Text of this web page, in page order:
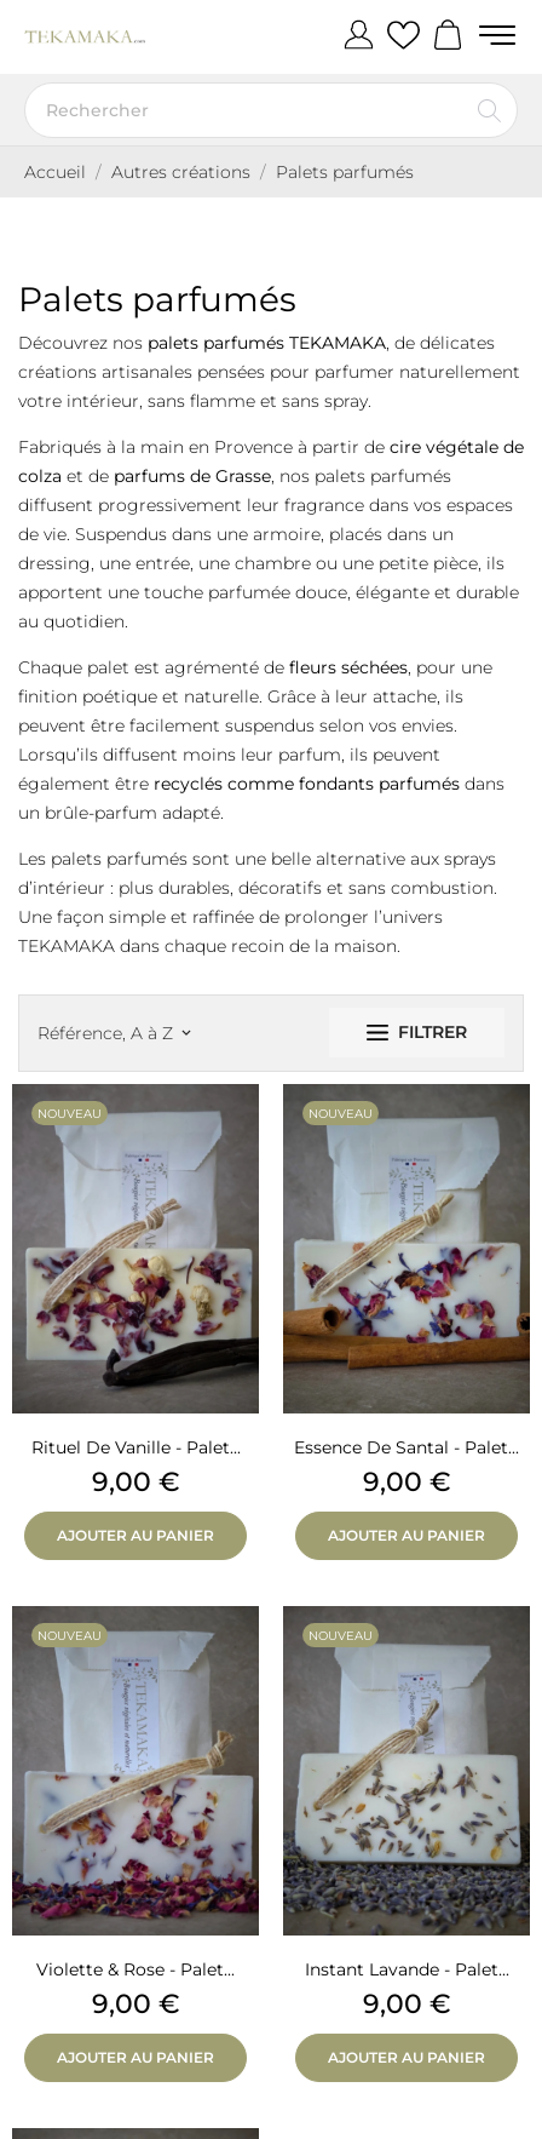
Accueil Autres créations Palets parfumés
Palets parfumés
Découvrez nos palets parfumés TEKAMAKA, de délicates
créations artisanales pensées pour parfumer naturellement
votre intérieur, sans flamme et sans spray.
Fabriqués à la main en Provence à partir de cire végétale de
colza et de parfums de Grasse, nos palets parfumés
diffusent progressivement leur fragrance dans vos espaces
de vie. Suspendus dans une armoire, placés dans un
dressing, une entrée, une chambre ou une petite pièce, ils
apportent une touche parfumée douce, élégante et durable
au quotidien.
Chaque palet est agrémenté de fleurs séchées, pour une
finition poétique et naturelle. Grâce à leur attache, ils
peuvent être facilement suspendus selon vos envies.
Lorsqu’ils diffusent moins leur parfum, ils peuvent
également être recyclés comme fondants parfumés dans
un brûle-parfum adapté.
Les palets parfumés sont une belle alternative aux sprays
d’intérieur : plus durables, décoratifs et sans combustion.
Une façon simple et raffinée de prolonger l’univers
TEKAMAKA dans chaque recoin de la maison.
Référence, A à Z keyboard_arrow_down FILTRER
Rituel De Vanille - Palet...
Prix
9,00 €
AJOUTER AU PANIER
NOUVEAU
Essence De Santal - Palet...
Prix
9,00 €
AJOUTER AU PANIER
NOUVEAU
Violette & Rose - Palet...
Prix
9,00 €
AJOUTER AU PANIER
NOUVEAU
Instant Lavande - Palet...
Prix
9,00 €
AJOUTER AU PANIER
NOUVEAU